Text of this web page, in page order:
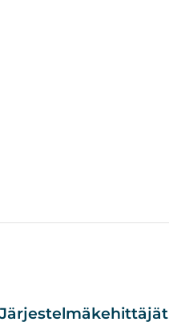
Järjestelmäkehittäjät